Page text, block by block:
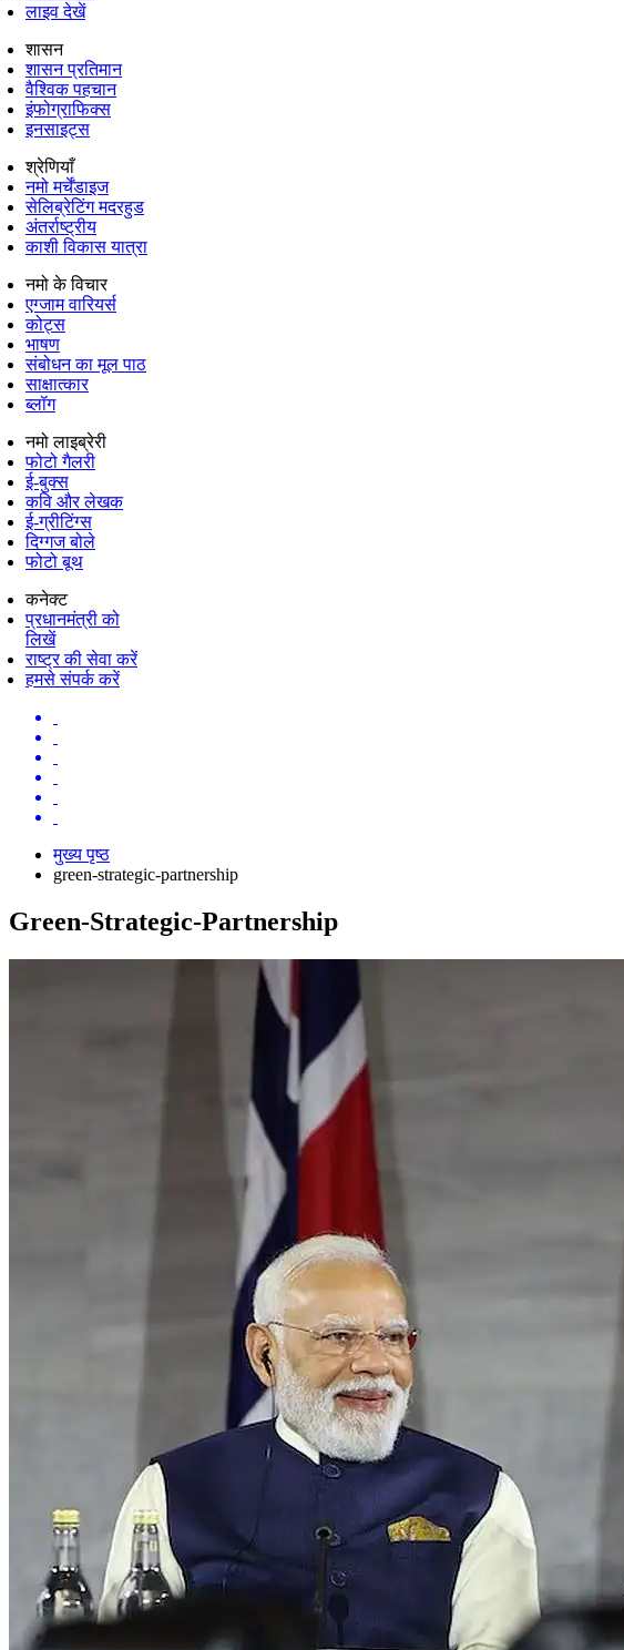
लाइव देखें
शासन
शासन प्रतिमान
वैश्विक पहचान
इंफोग्राफिक्स
इनसाइट्स
श्रेणियाँ
नमो मर्चेंडाइज
सेलिब्रेटिंग मदरहुड
अंतर्राष्‍ट्रीय
काशी विकास यात्रा
नमो के विचार
एग्जाम वारियर्स
कोट्स
भाषण
संबोधन का मूल पाठ
साक्षात्कार
ब्लॉग
नमो लाइब्रेरी
फोटो गैलरी
ई-बुक्स
कवि और लेखक
ई-ग्रीटिंग्स
दिग्गज बोले
फोटो बूथ
कनेक्ट
प्रधानमंत्री को
लिखें
राष्ट्र की सेवा करें
हमसे संपर्क करें
मुख्य पृष्ठ
green-strategic-partnership
Green-Strategic-Partnership